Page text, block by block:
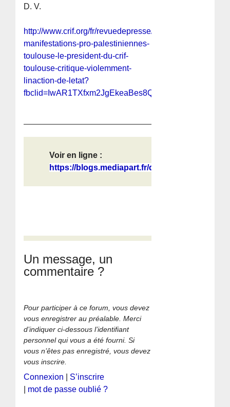
D. V.
http://www.crif.org/fr/revuedepresse/france-
manifestations-pro-palestiniennes-
toulouse-le-president-du-crif-
toulouse-critique-violemment-
linaction-de-letat?
Voir en ligne :
https://blogs.mediapart.fr/dominiqu...
Un message, un
commentaire ?
Pour participer à ce forum, vous devez
vous enregistrer au préalable. Merci
d’indiquer ci-dessous l’identifiant
personnel qui vous a été fourni. Si
vous n’êtes pas enregistré, vous devez
vous inscrire.
Connexion
S’inscrire
mot de passe oublié ?